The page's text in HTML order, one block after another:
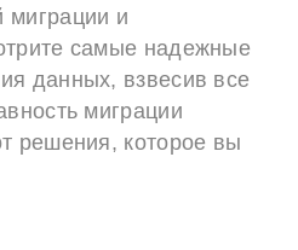
и
самые надежные
данных, взвесив все
миграции
решения, которое вы